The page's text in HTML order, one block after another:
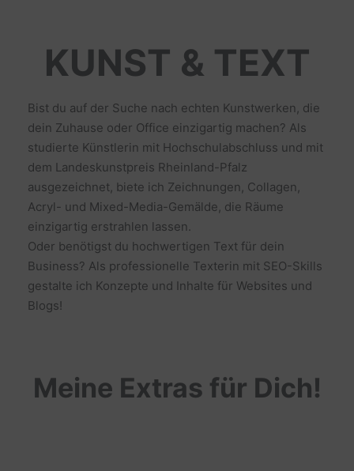
KUNST & TEXT
Bist du auf der Suche nach echten Kunstwerken, die
dein Zuhause oder Office einzigartig machen? Als
studierte Künstlerin mit Hochschulabschluss und mit
dem Landeskunstpreis Rheinland-Pfalz
ausgezeichnet, biete ich Zeichnungen, Collagen,
Acryl- und Mixed-Media-Gemälde, die Räume
einzigartig erstrahlen lassen.
Oder benötigst du hochwertigen Text für dein
Business? Als professionelle Texterin mit SEO-Skills
gestalte ich Konzepte und Inhalte für Websites und
Blogs!
Meine Extras für Dich!